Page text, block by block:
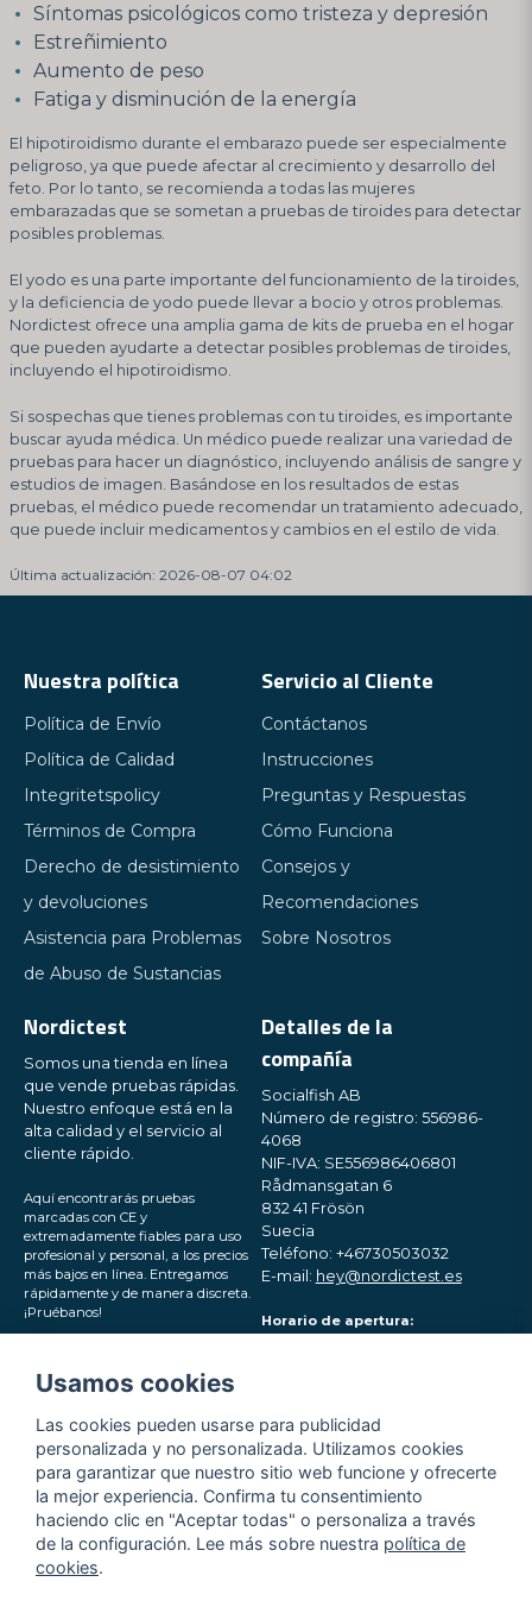
Síntomas psicológicos como tristeza y depresión
Estreñimiento
Aumento de peso
Fatiga y disminución de la energía
El hipotiroidismo durante el embarazo puede ser especialmente
peligroso, ya que puede afectar al crecimiento y desarrollo del
feto. Por lo tanto, se recomienda a todas las mujeres
embarazadas que se sometan a pruebas de tiroides para detectar
posibles problemas.
El yodo es una parte importante del funcionamiento de la tiroides,
y la deficiencia de yodo puede llevar a bocio y otros problemas.
Nordictest ofrece una amplia gama de kits de prueba en el hogar
que pueden ayudarte a detectar posibles problemas de tiroides,
incluyendo el hipotiroidismo.
Si sospechas que tienes problemas con tu tiroides, es importante
buscar ayuda médica. Un médico puede realizar una variedad de
pruebas para hacer un diagnóstico, incluyendo análisis de sangre y
estudios de imagen. Basándose en los resultados de estas
pruebas, el médico puede recomendar un tratamiento adecuado,
que puede incluir medicamentos y cambios en el estilo de vida.
Última actualización: 2026-08-07 04:02
Nuestra política
Política de Envío
Política de Calidad
Integritetspolicy
Términos de Compra
Derecho de desistimiento
y devoluciones
Asistencia para Problemas
de Abuso de Sustancias
Servicio al Cliente
Contáctanos
Instrucciones
Preguntas y Respuestas
Cómo Funciona
Consejos y
Recomendaciones
Sobre Nosotros
Nordictest
Somos una tienda en línea
que vende pruebas rápidas.
Nuestro enfoque está en la
alta calidad y el servicio al
cliente rápido.
Aquí encontrarás pruebas
marcadas con CE y
extremadamente fiables para uso
profesional y personal, a los precios
más bajos en línea. Entregamos
rápidamente y de manera discreta.
¡Pruébanos!
sociales
Detalles de la
compañía
Socialfish AB
Número de registro: 556986-
4068
NIF-IVA: SE556986406801
Rådmansgatan 6
832 41 Frösön
Suecia
Teléfono: +46730503032
E-mail: hey@nordictest.es
Horario de apertura:
Usamos cookies
Las cookies pueden usarse para publicidad
personalizada y no personalizada. Utilizamos cookies
para garantizar que nuestro sitio web funcione y ofrecerte
la mejor experiencia. Confirma tu consentimiento
haciendo clic en "Aceptar todas" o personaliza a través
de la configuración. Lee más sobre nuestra política de
cookies.